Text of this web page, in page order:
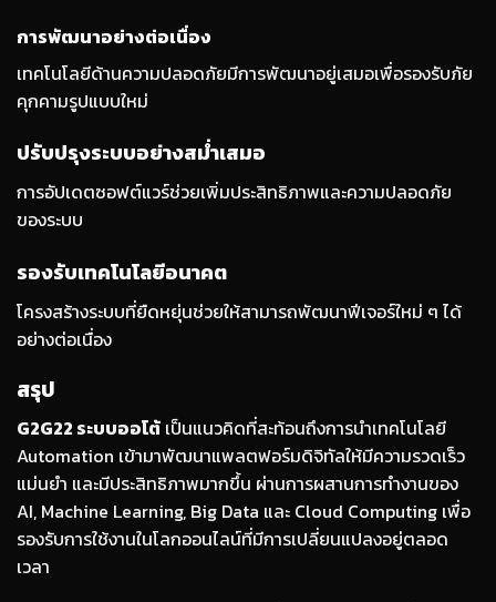
การพัฒนาอย่างต่อเนื่อง
เทคโนโลยีด้านความปลอดภัยมีการพัฒนาอยู่เสมอเพื่อรองรับภัย
คุกคามรูปแบบใหม่
ปรับปรุงระบบอย่างสม่ำเสมอ
การอัปเดตซอฟต์แวร์ช่วยเพิ่มประสิทธิภาพและความปลอดภัย
ของระบบ
รองรับเทคโนโลยีอนาคต
โครงสร้างระบบที่ยืดหยุ่นช่วยให้สามารถพัฒนาฟีเจอร์ใหม่ ๆ ได้
อย่างต่อเนื่อง
สรุป
G2G22 ระบบออโต้ เป็นแนวคิดที่สะท้อนถึงการนำเทคโนโลยี
Automation เข้ามาพัฒนาแพลตฟอร์มดิจิทัลให้มีความรวดเร็ว
แม่นยำ และมีประสิทธิภาพมากขึ้น ผ่านการผสานการทำงานของ
AI, Machine Learning, Big Data และ Cloud Computing เพื่อ
รองรับการใช้งานในโลกออนไลน์ที่มีการเปลี่ยนแปลงอยู่ตลอด
เวลา